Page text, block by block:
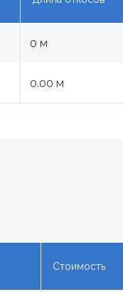
0 м
0.00 м
Стоимость